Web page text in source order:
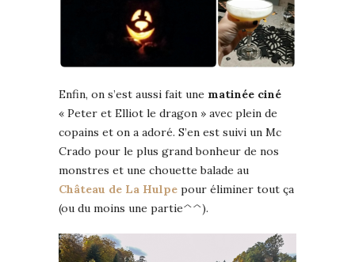
Enfin, on s’est aussi fait une matinée ciné
« Peter et Elliot le dragon » avec plein de
copains et on a adoré. S’en est suivi un Mc
Crado pour le plus grand bonheur de nos
monstres et une chouette balade au
Château de La Hulpe pour éliminer tout ça
(ou du moins une partie^^).